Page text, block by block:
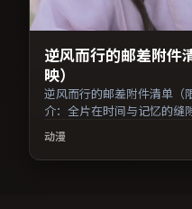
逆风而行的邮差附件
映）
逆风而行的邮差附件清单（
介：全片在时间与记忆的缝
声场强化了情绪的层次感；
·玛拉、易烊千玺、汤唯等
历史类型，2023年上映 /
动漫